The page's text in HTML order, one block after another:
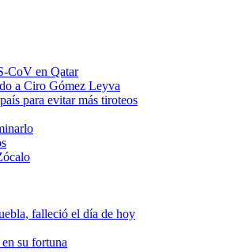
CoV en Qatar
a Ciro Gómez Leyva
para evitar más tiroteos
falleció el día de hoy
su fortuna